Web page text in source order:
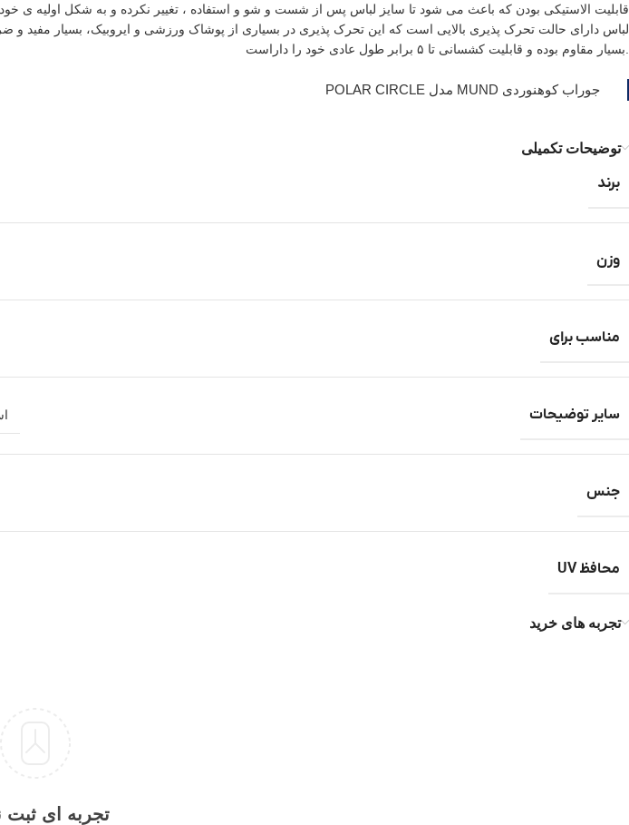
قابلیت الاستیکی بودن که باعث می شود تا سایز لباس پس از شست و شو و استفاده ، تغییر نکرده و به شکل اولیه ی
لباس دارای حالت تحرک پذیری بالایی است که این تحرک پذیری در بسیاری از پوشاک ورزشی و ایروبیک، بسیار مفید و
.بسیار مقاوم بوده و قابلیت کشسانی تا ۵ برابر طول عادی خود را داراست
جوراب کوهنوردی MUND مدل POLAR CIRCLE
توضیحات تکمیلی
برند
وزن
مناسب برای
سایر توضیحات
جنس
محافظ UV
تجربه های خرید
تجربه ای ثبت